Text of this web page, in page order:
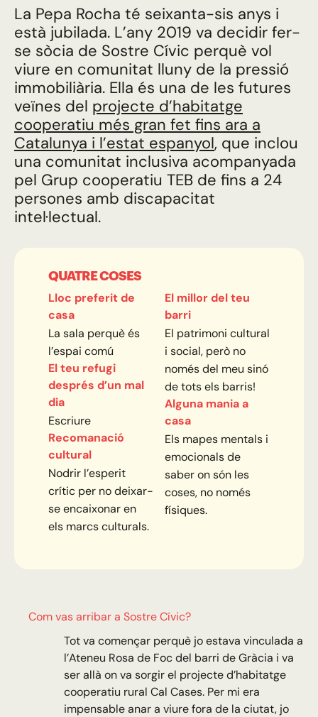
La Pepa Rocha té seixanta-sis anys i
està jubilada. L’any 2019 va decidir fer-
se sòcia de Sostre Cívic perquè vol
viure en comunitat lluny de la pressió
immobiliària. Ella és una de les futures
veïnes del projecte d’habitatge
cooperatiu més gran fet fins ara a
Catalunya i l’estat espanyol, que inclou
una comunitat inclusiva acompanyada
pel Grup cooperatiu TEB de fins a 24
persones amb discapacitat
intel·lectual.
QUATRE COSES
Lloc preferit de
casa
La sala perquè és
l’espai comú
El teu refugi
després d’un mal
dia
Escriure
Recomanació
cultural
Nodrir l’esperit
crític per no deixar-
se encaixonar en
els marcs culturals.
El millor del teu
barri
El patrimoni cultural
i social, però no
només del meu sinó
de tots els barris!
Alguna mania a
casa
Els mapes mentals i
emocionals de
saber on són les
coses, no només
físiques.
Com vas arribar a Sostre Cívic?
Tot va començar perquè jo estava vinculada a
l’Ateneu Rosa de Foc del barri de Gràcia i va
ser allà on va sorgir el projecte d’habitatge
cooperatiu rural Cal Cases. Per mi era
impensable anar a viure fora de la ciutat, jo